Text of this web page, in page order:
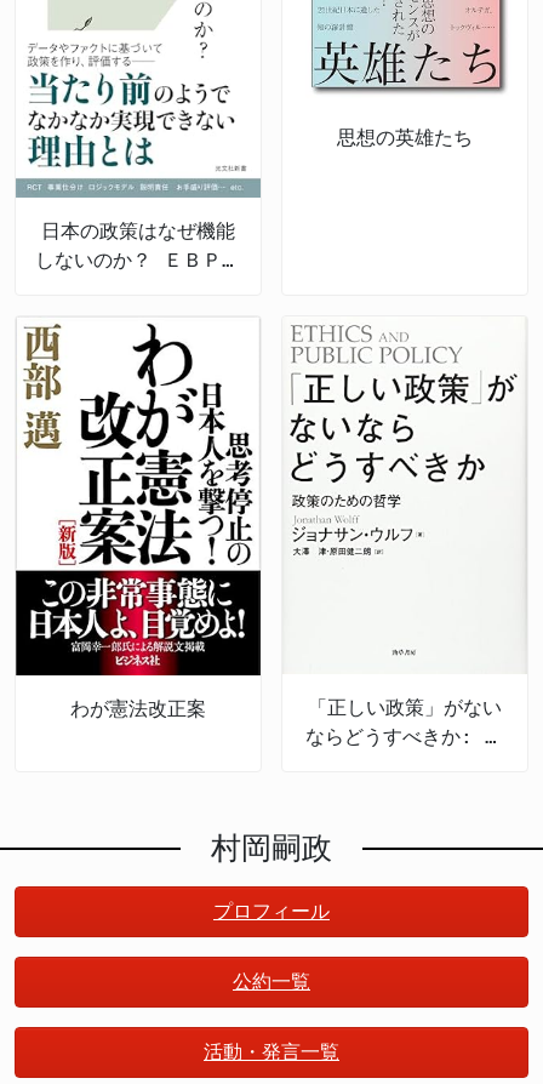
日本の政策はなぜ機能
しないのか？ ＥＢＰＭ
思想の英雄たち
わが憲法改正案
「正しい政策」がない
ならどうすべきか: 政
村岡嗣政
プロフィール
公約一覧
活動・発言一覧